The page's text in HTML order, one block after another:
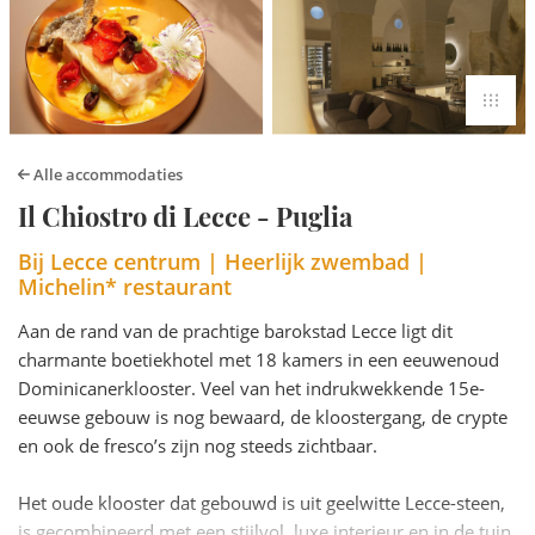
Alle accommodaties
Il Chiostro di Lecce - Puglia
Bij Lecce centrum | Heerlijk zwembad |
Michelin* restaurant
Aan de rand van de prachtige barokstad Lecce ligt dit
charmante boetiekhotel met 18 kamers in een eeuwenoud
Dominicanerklooster. Veel van het indrukwekkende 15e-
eeuwse gebouw is nog bewaard, de kloostergang, de crypte
en ook de fresco’s zijn nog steeds zichtbaar.
Het oude klooster dat gebouwd is uit geelwitte Lecce-steen,